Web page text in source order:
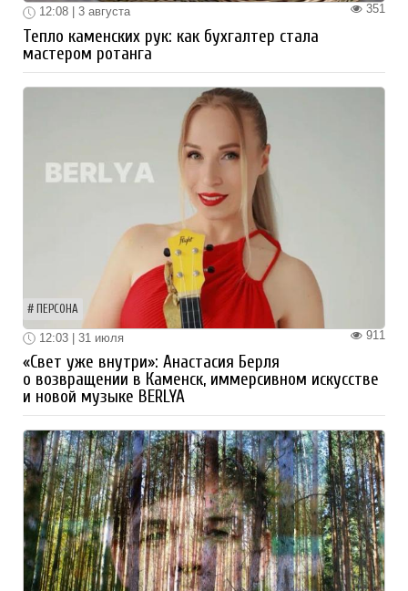
351
12:08 | 3 августа
Тепло каменских рук: как бухгалтер стала
мастером ротанга
ПЕРСОНА
911
12:03 | 31 июля
«Свет уже внутри»: Анастасия Берля
о возвращении в Каменск, иммерсивном искусстве
и новой музыке BERLYA